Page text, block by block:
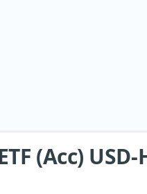
(Acc) USD-